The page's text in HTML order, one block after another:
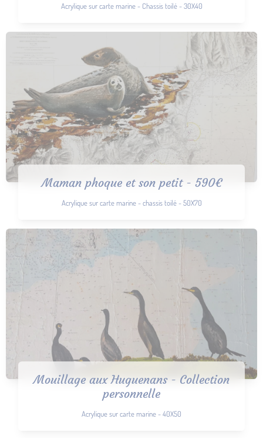
Acrylique sur carte marine - Chassis toilé - 30X40
Maman phoque et son petit - 590€
Acrylique sur carte marine - chassis toilé - 50X70
Mouillage aux Huguenans - Collection
personnelle
Acrylique sur carte marine - 40X50